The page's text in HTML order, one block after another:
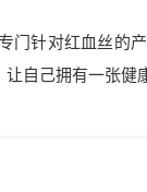
门针对红血丝的
自己拥有一张健